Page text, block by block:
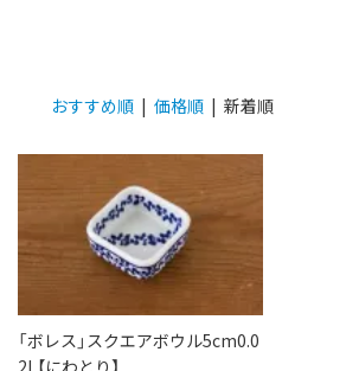
おすすめ順 | 価格順 | 新着順
「ボレス」スクエアボウル5cm0.0